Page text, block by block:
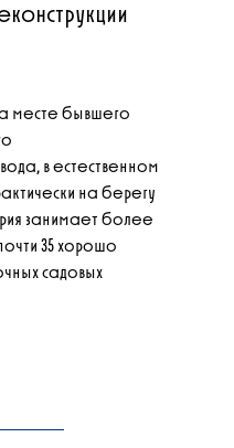
месте бывшего
в естественном
на берегу
занимает более
35 хорошо
садовых